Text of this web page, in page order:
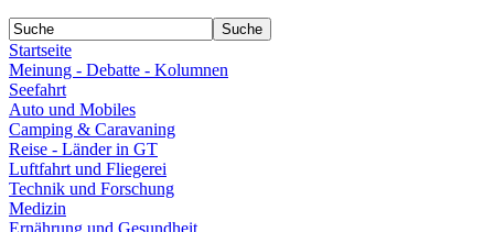
Startseite
Meinung - Debatte - Kolumnen
Seefahrt
Auto und Mobiles
Camping & Caravaning
Reise - Länder in GT
Luftfahrt und Fliegerei
Technik und Forschung
Medizin
Ernährung und Gesundheit